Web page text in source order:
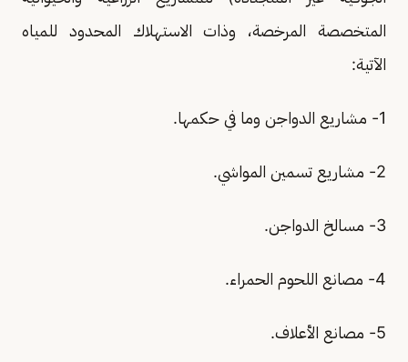
المتخصصة المرخصة، وذات الاستهلاك المحدود للمياه
الآتية:
1‏- مشاريع الدواجن وما في حكمها.
2‏- مشاريع تسمين المواشي.
3‏- مسالخ الدواجن.
4‏- مصانع اللحوم الحمراء.
5‏- مصانع الأعلاف.